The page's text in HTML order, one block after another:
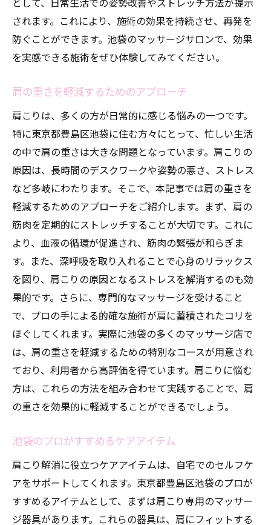
されます。これにより、施術の効果を持続させ、再発を
防ぐことができます。池袋のマッサージサロンで、効果
を実感できる施術をぜひ体験してみてください。
肩の重さを軽減するためのアプローチ
肩こりは、多くの方が日常的に感じる悩みの一つです。
特に東京都豊島区池袋に住む方々にとって、忙しい生活
の中で肩の重さは大きな問題となっています。肩こりの
原因は、長時間のデスクワークや姿勢の悪さ、ストレス
など多岐にわたります。そこで、本記事では肩の重さを
軽減するためのアプローチをご紹介します。まず、肩の
筋肉を定期的にストレッチすることが大切です。これに
より、血液の循環が促進され、筋肉の緊張が和らぎま
す。また、深呼吸を取り入れることで心身のリラックス
を図り、肩こりの原因となるストレスを解消するのも効
果的です。さらに、専門的なマッサージを受けること
で、プロの手による的確な施術が肩に蓄積されたコリを
ほぐしてくれます。実際に池袋の多くのマッサージ店で
は、肩の重さを軽減するための特別なコースが用意され
ており、利用者から高評価を得ています。肩こりに悩む
方は、これらの方法を組み合わせて実践することで、肩
の重さを効果的に軽減することができるでしょう。
池袋のプロがすすめるケアアイテム
肩こり解消に役立つケアアイテムは、自宅でのセルフケ
アをサポートしてくれます。東京都豊島区池袋のプロが
すすめるアイテムとして、まずは肩こり専用のマッサー
ジ器具があります。これらの器具は、肩にフィットする